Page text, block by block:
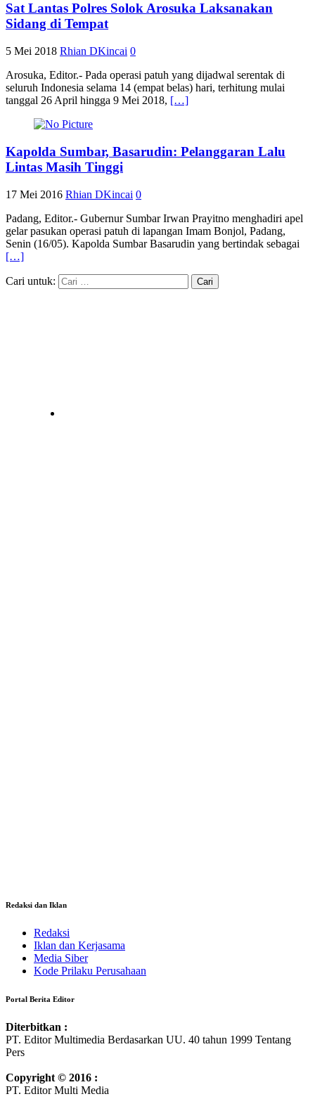
Sat Lantas Polres Solok Arosuka Laksanakan
Sidang di Tempat
5 Mei 2018 Rhian DKincai 0
Arosuka, Editor.- Pada operasi patuh yang dijadwal serentak di
seluruh Indonesia selama 14 (empat belas) hari, terhitung mulai
tanggal 26 April hingga 9 Mei 2018, […]
Kapolda Sumbar, Basarudin: Pelanggaran Lalu
Lintas Masih Tinggi
17 Mei 2016 Rhian DKincai 0
Padang, Editor.- Gubernur Sumbar Irwan Prayitno menghadiri apel
gelar pasukan operasi patuh di lapangan Imam Bonjol, Padang,
Senin (16/05). Kapolda Sumbar Basarudin yang bertindak sebagai
[…]
Cari untuk:
Redaksi dan Iklan
Redaksi
Iklan dan Kerjasama
Media Siber
Kode Prilaku Perusahaan
Portal Berita Editor
Diterbitkan :
PT. Editor Multimedia Berdasarkan UU. 40 tahun 1999 Tentang
Pers
Copyright © 2016 :
PT. Editor Multi Media